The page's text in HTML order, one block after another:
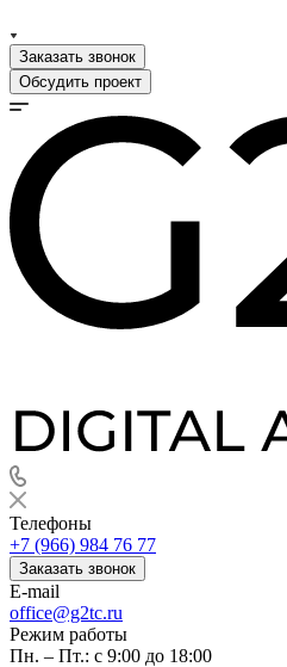
Заказать звонок
Обсудить проект
Телефоны
+7 (966) 984 76 77
Заказать звонок
E-mail
office@g2tc.ru
Режим работы
Пн. – Пт.: с 9:00 до 18:00